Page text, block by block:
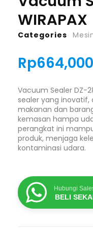
WIRAPAX
Rp664,000
Vacuum Sealer DZ-
sealer yang
makanan dan
kemasan hampa
perangkat ini
produk, menjaga
kontaminasi udara.
Hubungi
BELI
Categories